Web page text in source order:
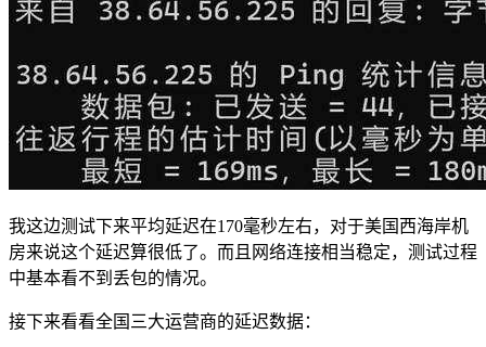
我这边测试下来平均延迟在170毫秒左右，对于美国西海岸机
房来说这个延迟算很低了。而且网络连接相当稳定，测试过程
中基本看不到丢包的情况。
接下来看看全国三大运营商的延迟数据：